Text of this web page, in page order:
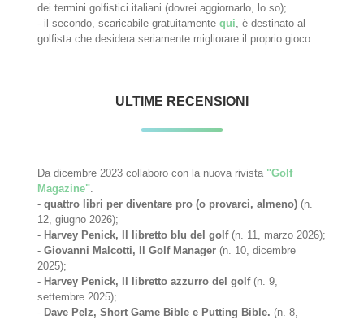
dei termini golfistici italiani (dovrei aggiornarlo, lo so);
- il secondo, scaricabile gratuitamentequi, è destinato al
golfista che desidera seriamente migliorare il proprio gioco.
ULTIME RECENSIONI
Da dicembre 2023 collaboro con la nuova rivista "Golf
Magazine"
-quattro libri per diventare pro (o provarci, almeno) (n.
12, giugno 2026);
- Harvey Penick, Il libretto blu del golf(n. 11, marzo 2026);
-Giovanni Malcotti, Il Golf Manager (n. 10, dicembre
2025);
- Harvey Penick, Il libretto azzurro del golf(n. 9,
settembre 2025);
- Dave Pelz, Short Game Bible e Putting Bible.(n. 8,